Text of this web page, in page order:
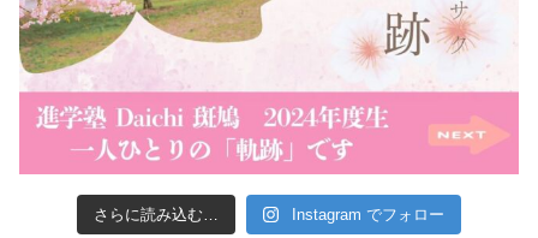
さらに読み込む… Instagram でフォロー